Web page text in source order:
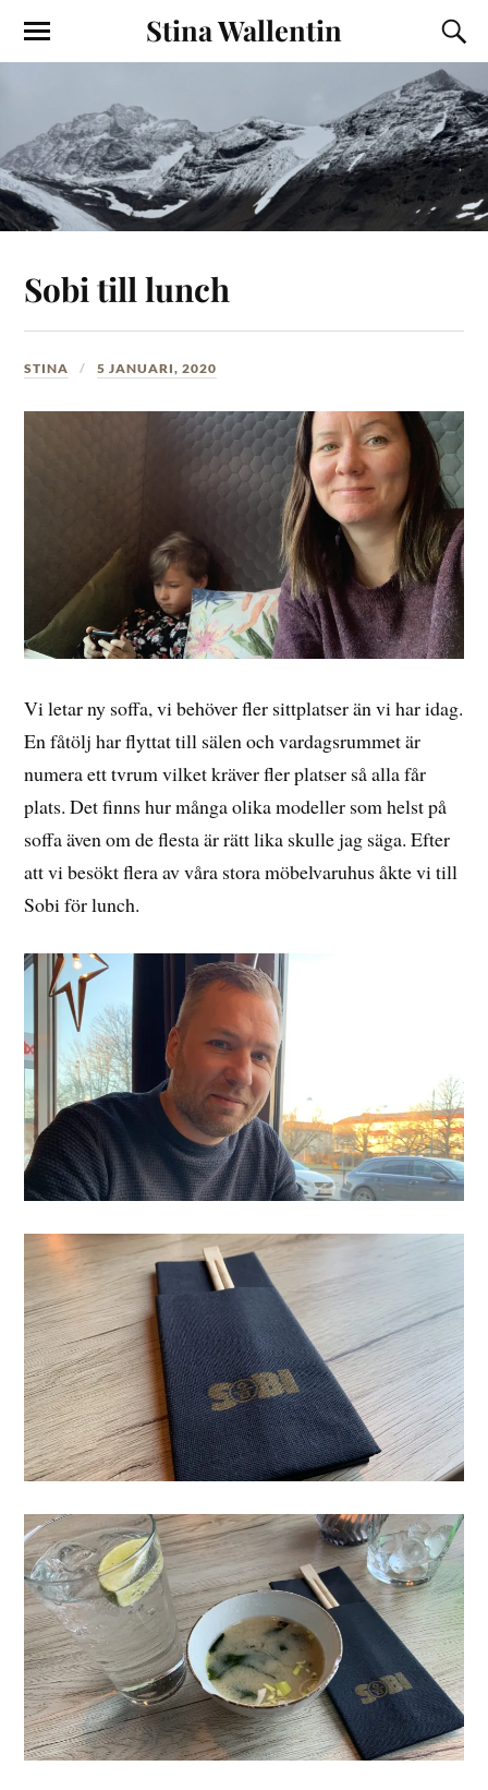
Stina Wallentin
Sobi till lunch
STINA 5 JANUARI, 2020
Vi letar ny soffa, vi behöver fler sittplatser än vi har idag.
En fåtölj har flyttat till sälen och vardagsrummet är
numera ett tvrum vilket kräver fler platser så alla får
plats. Det finns hur många olika modeller som helst på
soffa även om de flesta är rätt lika skulle jag säga. Efter
att vi besökt flera av våra stora möbelvaruhus åkte vi till
Sobi för lunch.